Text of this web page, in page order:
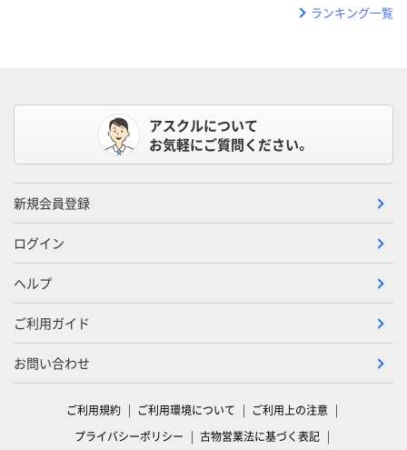
ランキング一覧
アスクルについて
お気軽にご質問ください。
新規会員登録
ログイン
ヘルプ
ご利用ガイド
お問い合わせ
ご利用規約 ご利用環境について
ご利用上の注意
プライバシーポリシー
古物営業法に基づく表記